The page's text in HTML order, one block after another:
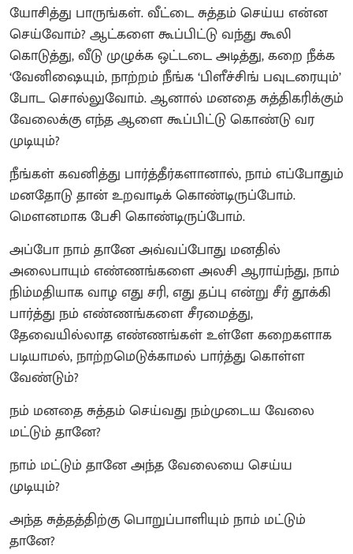
யோசித்து பாருங்கள். வீட்டை சுத்தம் செய்ய என்ன
செய்வோம்? ஆட்களை கூப்பிட்டு வந்து கூலி
கொடுத்து, வீடு முழுக்க ஒட்டடை அடித்து, கறை நீக்க
‘வேனிஷையும், நாற்றம் நீங்க ‘பிளீச்சிங் பவுடரையும்’
போட சொல்லுவோம். ஆனால் மனதை சுத்திகரிக்கும்
வேலைக்கு எந்த ஆளை கூப்பிட்டு கொண்டு வர
முடியும்?
நீங்கள் கவனித்து பார்த்தீர்களானால், நாம் எப்போதும்
மனதோடு தான் உறவாடிக் கொண்டிருப்போம்.
மௌனமாக பேசி கொண்டிருப்போம்.
அப்போ நாம் தானே அவ்வப்போது மனதில்
அலைபாயும் எண்ணங்களை அலசி ஆராய்ந்து, நாம்
நிம்மதியாக வாழ எது சரி, எது தப்பு என்று சீர் தூக்கி
பார்த்து நம் எண்ணங்களை சீரமைத்து,
தேவையில்லாத எண்ணங்கள் உள்ளே கறைகளாக
படியாமல், நாற்றமெடுக்காமல் பார்த்து கொள்ள
வேண்டும்?
நம் மனதை சுத்தம் செய்வது நம்முடைய வேலை
மட்டும் தானே?
நாம் மட்டும் தானே அந்த வேலையை செய்ய
முடியும்?
அந்த சுத்தத்திற்கு பொறுப்பாளியும் நாம் மட்டும்
தானே?